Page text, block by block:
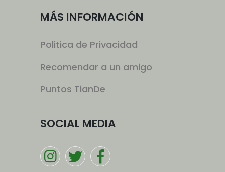
MÁS INFORMACIÓN
Politica de Privacidad
Recomendar a un amigo
Puntos TianDe
SOCIAL MEDIA